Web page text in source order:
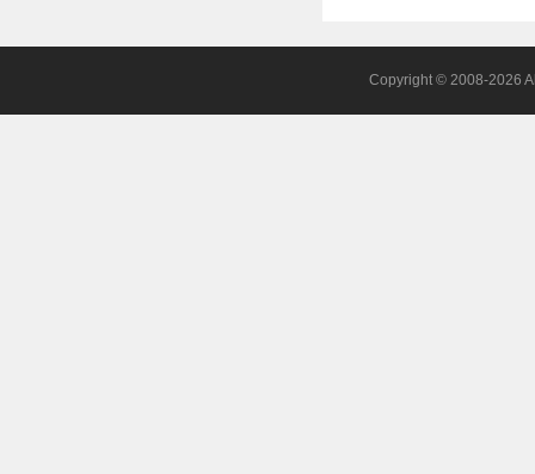
Copyright © 2008-2026